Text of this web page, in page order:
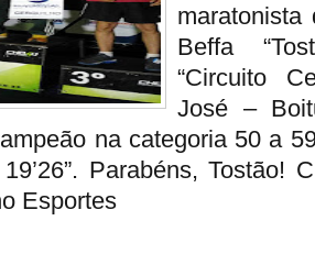
maratonista
Beffa
“Circuito
José –
na categoria 50 a
Parabéns, Tostão!
Esportes